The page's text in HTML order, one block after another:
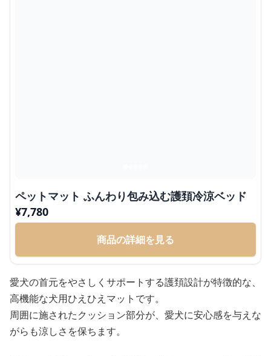
ペットマット ふんわり包み込む護頚冷涼ベッド
¥7,780
商品の詳細を見る
愛犬の首元をやさしくサポートする護頚設計が特徴的な、
高機能な犬用ひえひえマットです。
周囲に施されたクッション部分が、愛犬に安心感を与えな
がらも涼しさを保ちます。